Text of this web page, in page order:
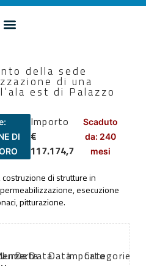
della sede
di una
est di Palazzo
DI
Importo
€
117.174,7
Scaduto
da: 240
mesi
di strutture in
esecuzione
pitturazione.
DataDataDataImporto
Categorie